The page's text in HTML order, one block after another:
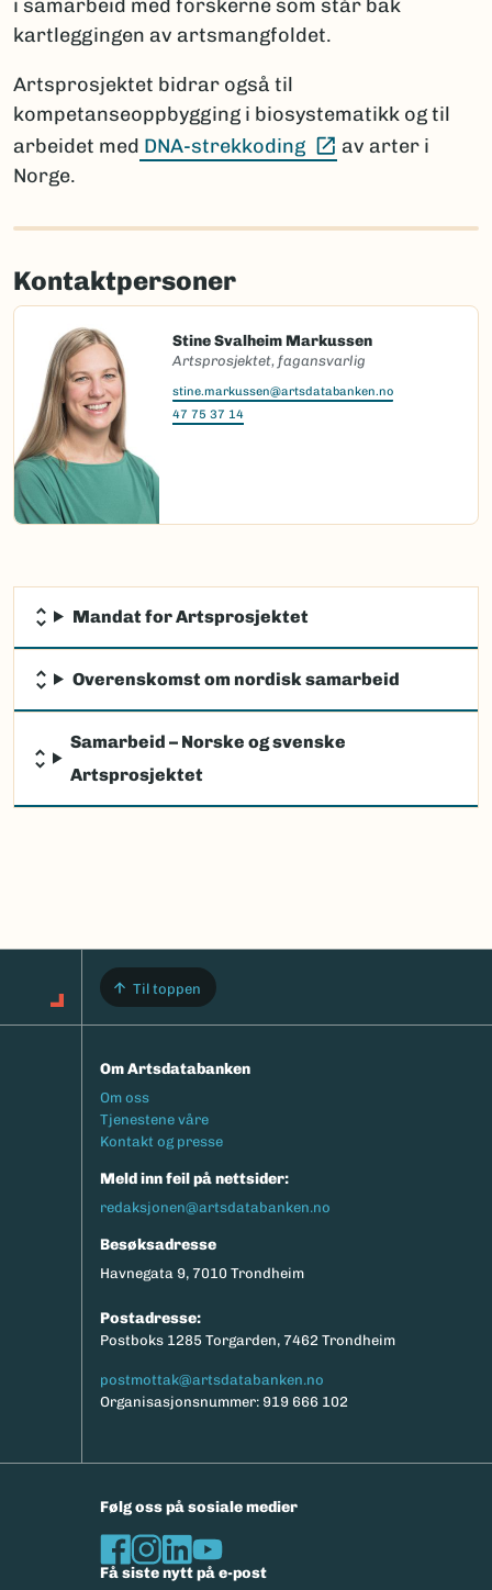
i samarbeid med forskerne som står bak
kartleggingen av artsmangfoldet.
Artsprosjektet bidrar også til
kompetanseoppbygging i biosystematikk og til
arbeidet med DNA-strekkoding (Ekstern lenke)
av arter i
Norge.
Kontaktpersoner
Stine Svalheim Markussen
Artsprosjektet, fagansvarlig
stine.markussen@artsdatabanken.no
47 75 37 14
Mandat for Artsprosjektet
Overenskomst om nordisk samarbeid
Samarbeid – Norske og svenske
Artsprosjektet
Til toppen
Om Artsdatabanken
Footermeny
Om oss
Tjenestene våre
Kontakt og presse
Meld inn feil på nettsider:
redaksjonen@artsdatabanken.no
Besøksadresse
Havnegata 9, 7010 Trondheim
Postadresse:
Postboks 1285 Torgarden, 7462 Trondheim
postmottak@artsdatabanken.no
Organisasjonsnummer: 919 666 102
Følg oss på sosiale medier
Få siste nytt på e-post